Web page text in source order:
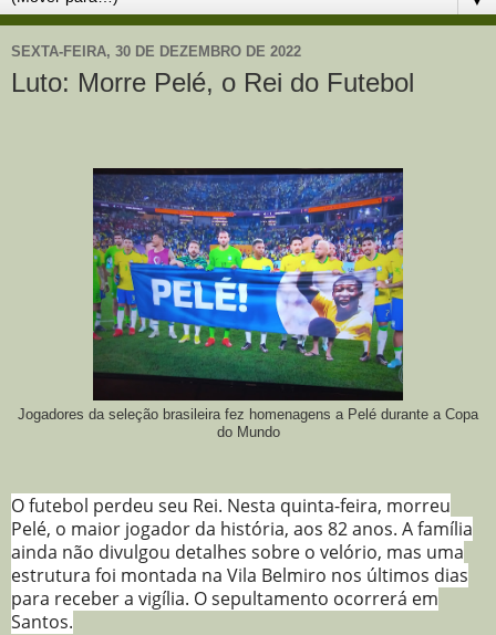
SEXTA-FEIRA, 30 DE DEZEMBRO DE 2022
Luto: Morre Pelé, o Rei do Futebol
Jogadores da seleção brasileira fez homenagens a Pelé durante a Copa
do Mundo
O futebol perdeu seu Rei. Nesta quinta-feira, morreu
Pelé, o maior jogador da história, aos 82 anos. A família
ainda não divulgou detalhes sobre o velório, mas uma
estrutura foi montada na Vila Belmiro nos últimos dias
para receber a vigília. O sepultamento ocorrerá em
Santos.